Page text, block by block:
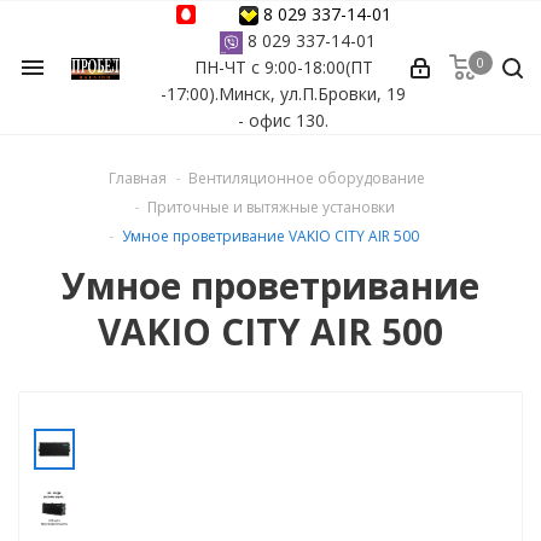
menu
8 029 337-14-01
8 029 337-14-01
ПН-ЧТ с 9:00-18:00(ПТ
-17:00).Минск, ул.П.Бровки, 19
- офис 130.
бассейнов
0
Главная
Вентиляционное оборудование
Приточные и вытяжные установки
Умное проветривание VAKIO CITY AIR 500
Умное проветривание
VAKIO CITY AIR 500